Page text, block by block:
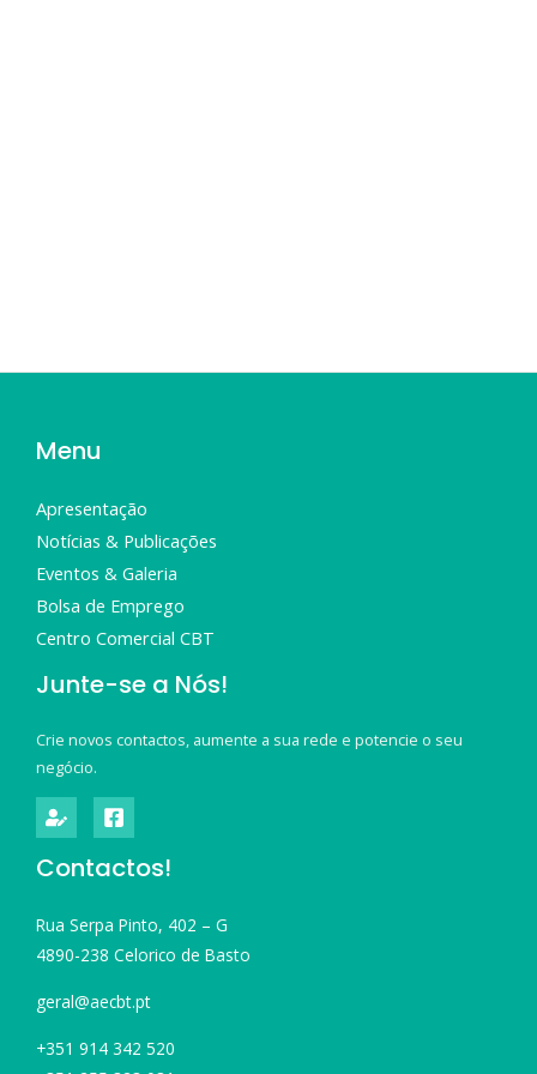
Menu
Apresentação
Notícias & Publicações
Eventos & Galeria
Bolsa de Emprego
Centro Comercial CBT
Junte-se a Nós!
Crie novos contactos, aumente a sua rede e potencie o seu
negócio.
Contactos!
Rua Serpa Pinto, 402 – G
4890-238 Celorico de Basto
geral@aecbt.pt
+351 914 342 520